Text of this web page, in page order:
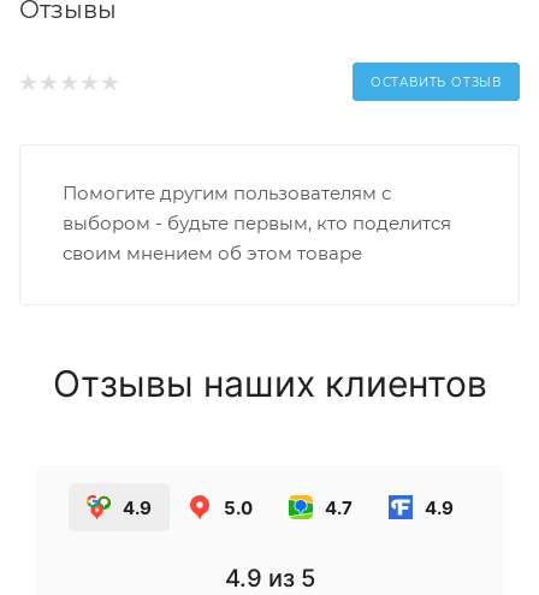
Отзывы
ОСТАВИТЬ ОТЗЫВ
Помогите другим пользователям с
выбором - будьте первым, кто поделится
своим мнением об этом товаре
Отзывы наших клиентов
4.9 5.0 4.7 4.9
4.9 из 5